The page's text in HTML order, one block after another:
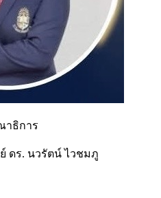
าธิการ
ดร. นวรัตน์ ไวชมภู